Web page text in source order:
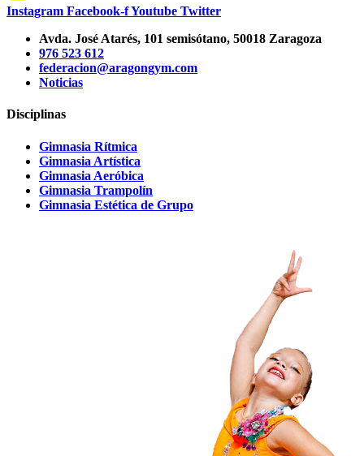
Instagram Facebook-fYoutube Twitter
Avda. José Atarés, 101 semisótano, 50018 Zaragoza
976 523 612
federacion@aragongym.com
Noticias
Disciplinas
Gimnasia Rítmica
Gimnasia Artística
Gimnasia Aeróbica
Gimnasia Trampolín
Gimnasia Estética de Grupo